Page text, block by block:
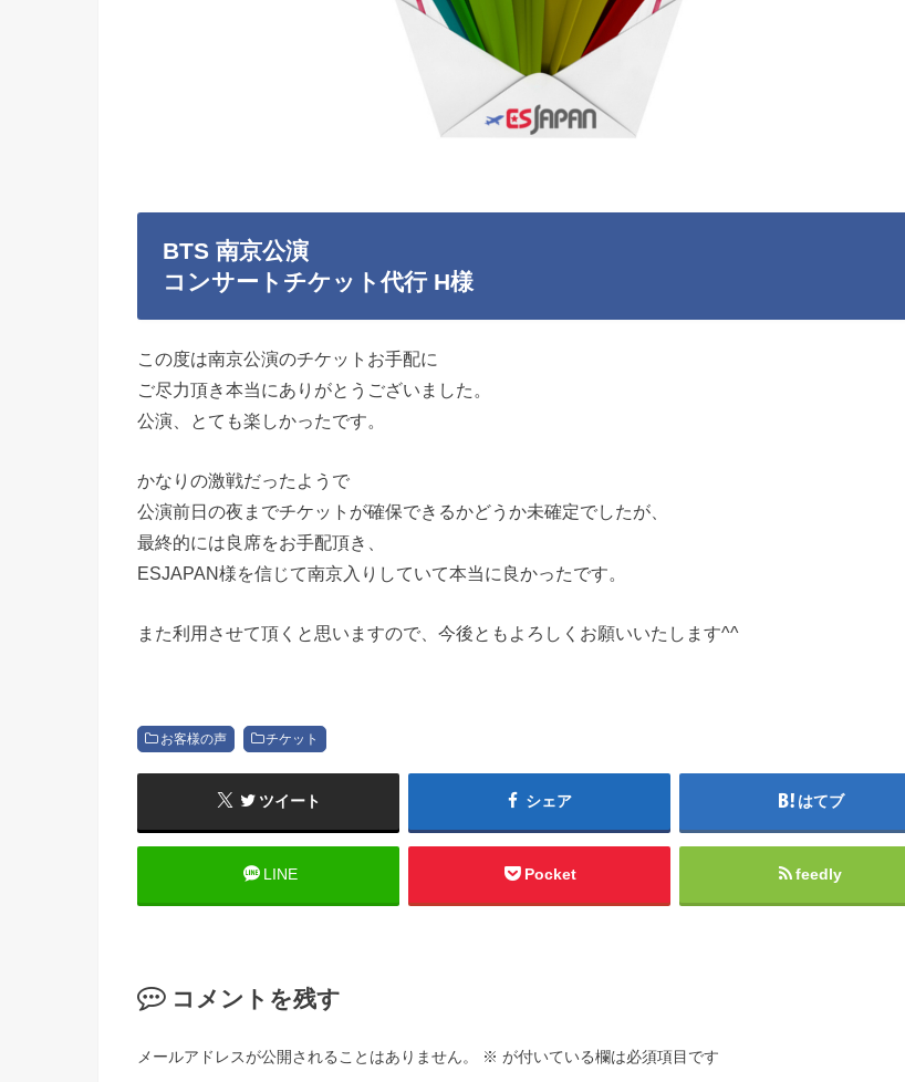
BTS 南京公演
コンサートチケット代行 H様
この度は南京公演のチケットお手配に
ご尽力頂き本当にありがとうございました。
公演、とても楽しかったです。
かなりの激戦だったようで
公演前日の夜までチケットが確保できるかどうか未確定でしたが、
最終的には良席をお手配頂き、
ESJAPAN様を信じて南京入りしていて本当に良かったです。
また利用させて頂くと思いますので、今後ともよろしくお願いいたします^^
お客様の声 チケット
ツイート シェア はてブ
LINE Pocket feedly
コメントを残す
メールアドレスが公開されることはありません。 ※ が付いている欄は必須項目です